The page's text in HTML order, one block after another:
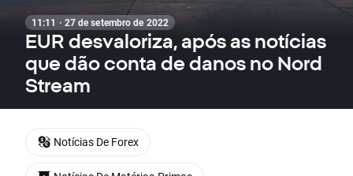
11:11 · 27 de setembro de 2022
EUR desvaloriza, após as notícias
que dão conta de danos no Nord
Stream
Notícias De Forex